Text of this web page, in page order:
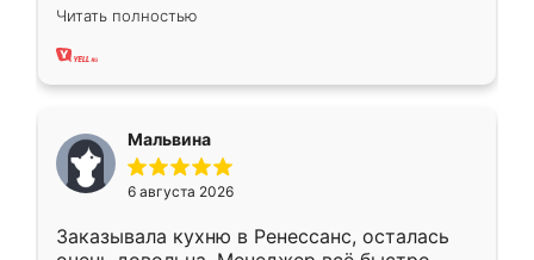
ребёнка при его рождении ,во второй раз
заказал шкаф-купе. По качеству очень
хорошее сборка достаточно быстрая,
меньше, здесь же он более разнообразный.
Мне нравится ,если что-то потребуется из
мебели буду заказывать только здесь.
Читать полностью
Мальвина
6 августа 2026
Заказывала кухню в Ренессанс, осталась